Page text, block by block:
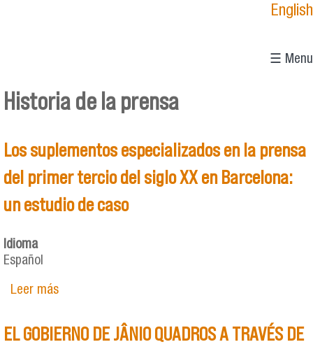
English
☰ Menu
Se encuentra usted aquí
Historia de la prensa
Los suplementos especializados en la prensa
del primer tercio del siglo XX en Barcelona:
un estudio de caso
Idioma
Español
Leer mássobre Los suplementos especializados en la
Barcelona: un estudio de caso
EL GOBIERNO DE JÂNIO QUADROS A TRAVÉS DE